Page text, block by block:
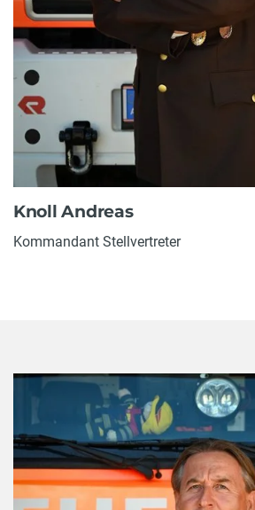
Knoll Andreas
Kommandant Stellvertreter